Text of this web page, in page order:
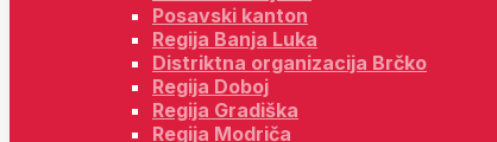
Posavski kanton
Regija Banja Luka
Distriktna organizacija Brčko
Regija Doboj
Regija Gradiška
Regija Modriča